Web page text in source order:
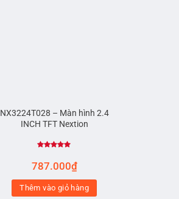
NX3224T028 – Màn hình 2.4
INCH TFT Nextion
hạng5.00
5 sao
787.000₫
Thêm vào giỏ hàng